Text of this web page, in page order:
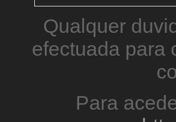
Qualquer
efectuada para
Para